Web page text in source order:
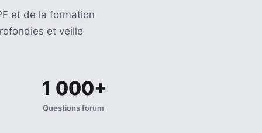
et de la formation
et veille
1 000+
Questions forum